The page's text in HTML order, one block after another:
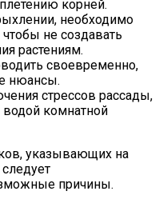
корней.
необходимо
не создавать
растениям.
своевременно,
нюансы.
стрессов рассады,
комнатной
указывающих на
причины.